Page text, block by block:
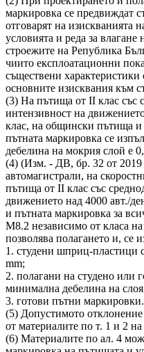
маркировка се предвиждат
отговарят на изискванията
условията и реда за
строежите на Република
чиито експлоатационни
съществени характеристики
основните изисквания към
(3) На пътища от II клас със
интензивност на
клас, на общински пътища
пътната маркировка се
дебелина на мокрия слой е
(4) (Изм. - ДВ, бр. 32 от 2019
автомагистрали, на
пътища от II клас със
движението над 4000 авт./
и пътната маркировка за
М8.2 независимо от класа на
позволява полагането и, се
1. студени шприц-пластици
mm;
2. полагани на студено или
минимална дебелина на
3. готови пътни маркировки.
(5) Допустимото
от материалите по т. 1 и 2
(6) Материалите по ал. 4